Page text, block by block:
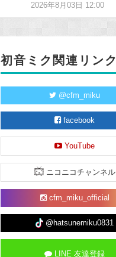
2026年8月03日 12:00
初音ミク関連リンク
@cfm_miku
facebook
YouTube
ニコニコチャンネル
cfm_miku_official
@hatsunemiku0831
LINE 友達登録